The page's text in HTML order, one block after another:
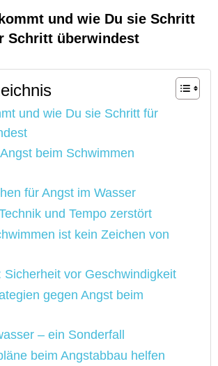
und wie Du sie Schritt
Schritt überwindest
und wie Du sie Schritt für
beim Schwimmen
für Angst im Wasser
und Tempo zerstört
ist kein Zeichen von
Sicherheit vor Geschwindigkeit
gegen Angst beim
– ein Sonderfall
beim Angstabbau helfen